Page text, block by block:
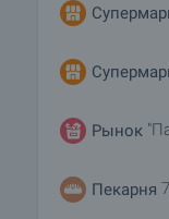
Рынок
Пекарня